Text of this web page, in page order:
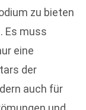
zu bieten
Es muss
eine
der
auch für